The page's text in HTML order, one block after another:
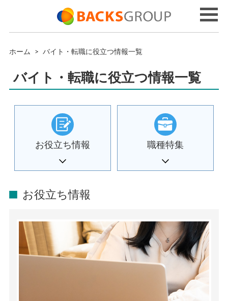
ホーム > バイト・転職に役立つ情報一覧
バイト・転職に役立つ情報一覧
お役立ち情報 職種特集
お役立ち情報